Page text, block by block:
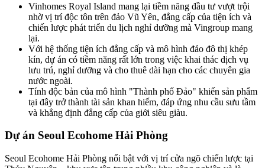
Vinhomes Royal Island mang lại tiềm năng đầu tư vượt trội
nhờ vị trí độc tôn trên đảo Vũ Yên, đẳng cấp của tiện ích và
chiến lược phát triển du lịch nghỉ dưỡng mà Vingroup mang
lại.
Với hệ thống tiện ích đẳng cấp và mô hình đảo đô thị khép
kín, dự án có tiềm năng rất lớn trong việc khai thác dịch vụ
lưu trú, nghỉ dưỡng và cho thuê dài hạn cho các chuyên gia
nước ngoài.
Tính độc bản của mô hình "Thành phố Đảo" khiến sản phẩm
tại đây trở thành tài sản khan hiếm, đáp ứng nhu cầu sưu tầm
và khẳng định đẳng cấp của giới siêu giàu.
Dự án Seoul Ecohome Hải Phòng
Seoul Ecohome Hải Phòng nổi bật với vị trí cửa ngõ chiến lược tại